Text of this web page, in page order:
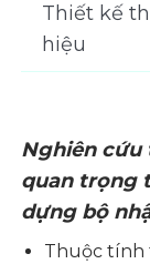
Thiết kế
hiệu
Nghiên cứu
quan trọng
dựng bộ
Thuộc tính